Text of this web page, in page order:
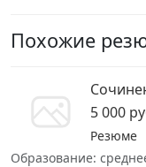
Похожие
5 000
Резюме
Образование: